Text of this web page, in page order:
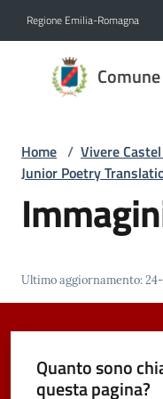
Regione Emilia-Romagna
Comune
di Castel
D'ARGENTO
AL MERITO
Amministrazione
Novità
Servizi
Home / Vivere
Junior Poetry
Ultimo aggiornamento:
Quanto sono
questa pagina?